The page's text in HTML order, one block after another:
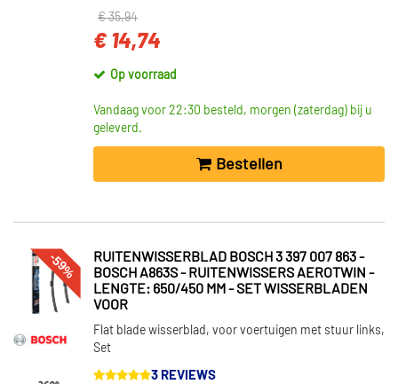
INBOUWPLAATS
Voor (1140)
Aan beide zijden (29)
Aan de bestuurderszijde (7)
LENGTE [MM]
275 (1)
300 (1)
350 (1)
400 (1)
€ 35,94
€ 14,74
Op voorraad
Vandaag voor 22:30 besteld, morgen (zaterdag) bij u
geleverd.
Bestellen
-59%
RUITENWISSERBLAD BOSCH 3 397 007 863 -
BOSCH A863S - RUITENWISSERS AEROTWIN -
LENGTE: 650/450 MM - SET WISSERBLADEN
VOOR
Flat blade wisserblad, voor voertuigen met stuur links,
Set
3 REVIEWS